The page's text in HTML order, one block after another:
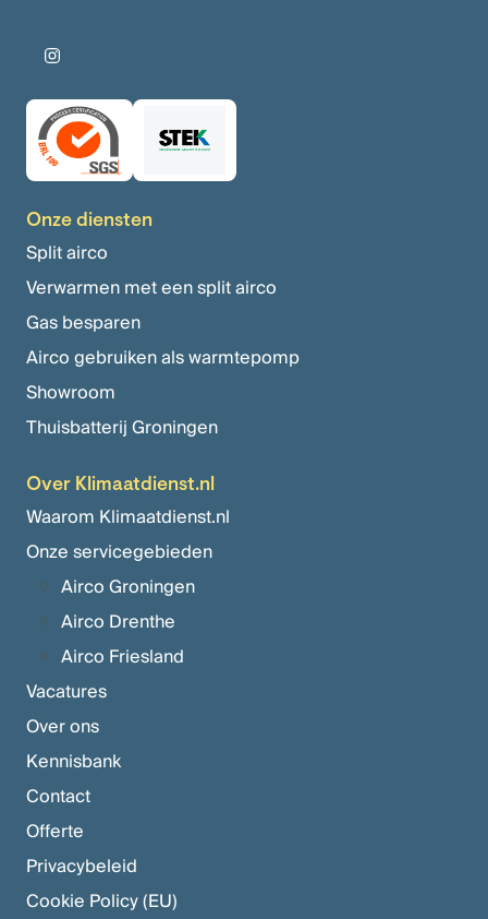
Onze diensten
Split airco
Verwarmen met een split airco
Gas besparen
Airco gebruiken als warmtepomp
Showroom
Thuisbatterij Groningen
Over Klimaatdienst.nl
Waarom Klimaatdienst.nl
Onze servicegebieden
Airco Groningen
Airco Drenthe
Airco Friesland
Vacatures
Over ons
Kennisbank
Contact
Offerte
Privacybeleid
Cookie Policy (EU)